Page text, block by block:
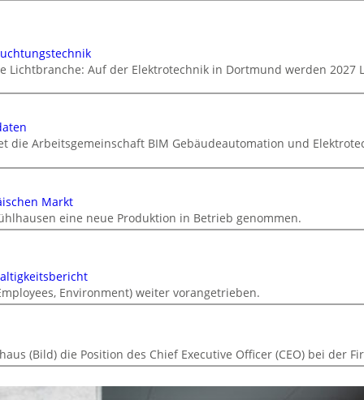
Lichtbranche: Auf der Elektrotechnik in Dortmund werden
die Arbeitsgemeinschaft BIM Gebäudeautomation und
Markt
eine neue Produktion in Betrieb genommen.
Environment) weiter vorangetrieben.
(Bild) die Position des Chief Executive Officer (CEO) bei der